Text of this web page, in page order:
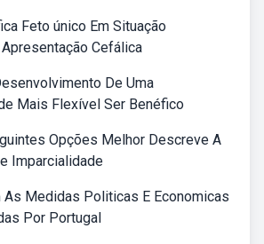
Feto único Em Situação
Cefálica
De Uma
Mais Flexível Ser Benéfico
Opções Melhor Descreve A
Imparcialidade
As Medidas Politicas E Economicas
Por Portugal